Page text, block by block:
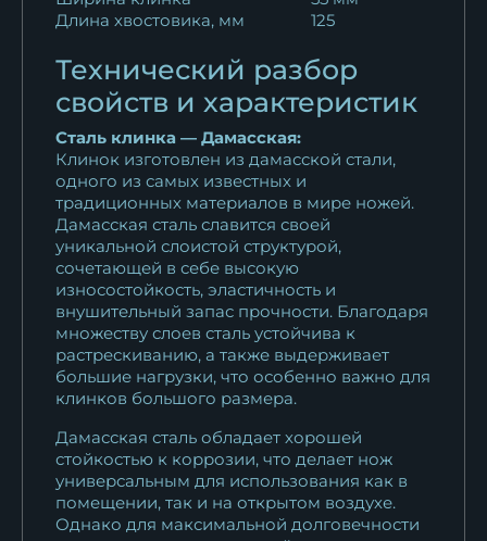
Длина хвостовика, мм
125
Технический разбор
свойств и характеристик
Сталь клинка — Дамасская:
Клинок изготовлен из дамасской стали,
одного из самых известных и
традиционных материалов в мире ножей.
Дамасская сталь славится своей
уникальной слоистой структурой,
сочетающей в себе высокую
износостойкость, эластичность и
внушительный запас прочности. Благодаря
множеству слоев сталь устойчива к
растрескиванию, а также выдерживает
большие нагрузки, что особенно важно для
клинков большого размера.
Дамасская сталь обладает хорошей
стойкостью к коррозии, что делает нож
универсальным для использования как в
помещении, так и на открытом воздухе.
Однако для максимальной долговечности